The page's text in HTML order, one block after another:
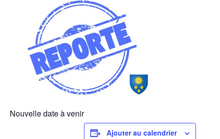
Nouvelle date à venir
Ajouter au calendrier